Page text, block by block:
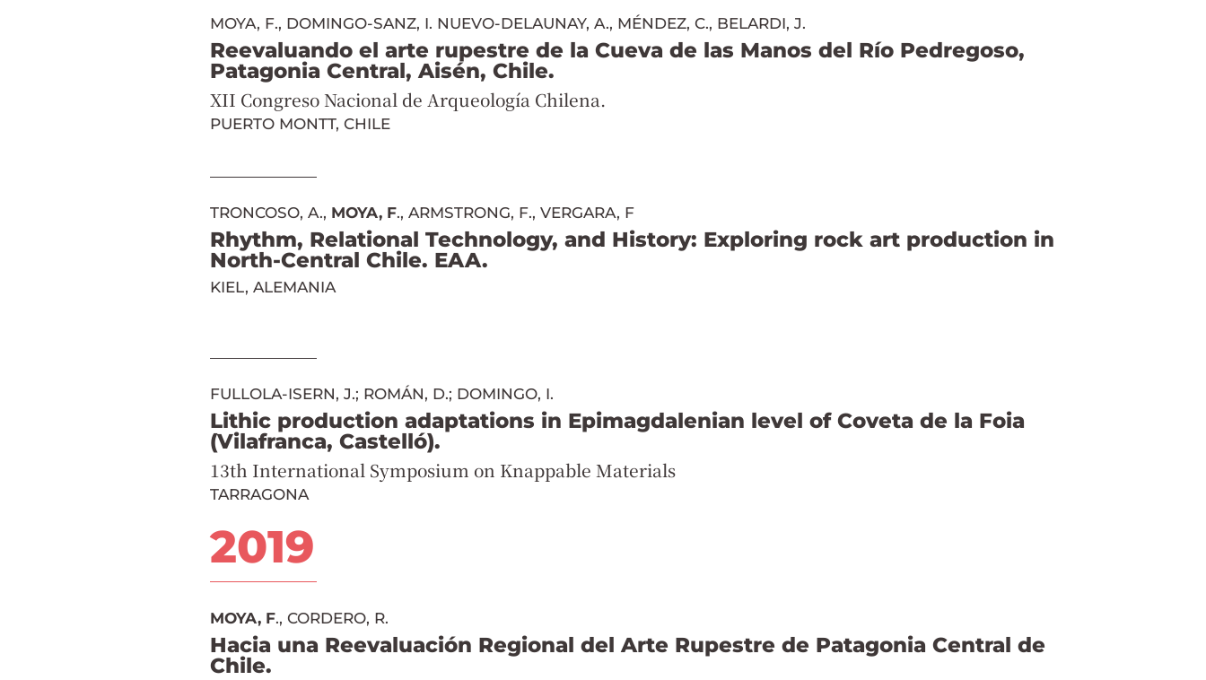
MOYA, F., DOMINGO-SANZ, I. NUEVO-DELAUNAY, A., MÉNDEZ, C., BELARDI, J.
Reevaluando el arte rupestre de la Cueva de las Manos del Río Pedregoso,
Patagonia Central, Aisén, Chile.
XII Congreso Nacional de Arqueología Chilena.
PUERTO MONTT, CHILE
TRONCOSO, A., MOYA, F., ARMSTRONG, F., VERGARA, F
Rhythm, Relational Technology, and History: Exploring rock art production in
North-Central Chile. EAA.
KIEL, ALEMANIA
FULLOLA-ISERN, J.; ROMÁN, D.; DOMINGO, I.
Lithic production adaptations in Epimagdalenian level of Coveta de la Foia
(Vilafranca, Castelló).
13th International Symposium on Knappable Materials
TARRAGONA
2019
MOYA, F., CORDERO, R.
Hacia una Reevaluación Regional del Arte Rupestre de Patagonia Central de
Chile.